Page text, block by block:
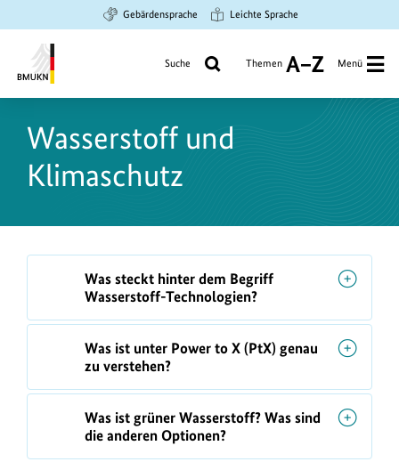
Hauptinhalt
springen
Suche
springen
Hauptnavigation
springen
Gebärdensprache Leichte Sprache
Umwelt,
Naturschutz
Suche Themen
A
Z
Menü
Wasserstoff und
Klimaschutz
Q
Was steckt hinter dem Begriff
Wasserstoff-Technologien?
Was ist unter Power to X (PtX) genau
zu verstehen?
Was ist grüner Wasserstoff? Was sind
die anderen Optionen?